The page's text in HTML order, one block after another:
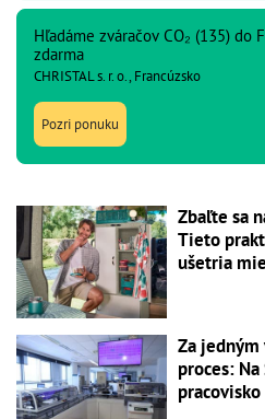
Hľadáme zváračov CO₂ (135) do
zdarma
CHRISTAL s. r. o., Francúzsko
Pozri ponuku
Zbaľte sa
Tieto
ušetria
Za
proces:
pracovisko